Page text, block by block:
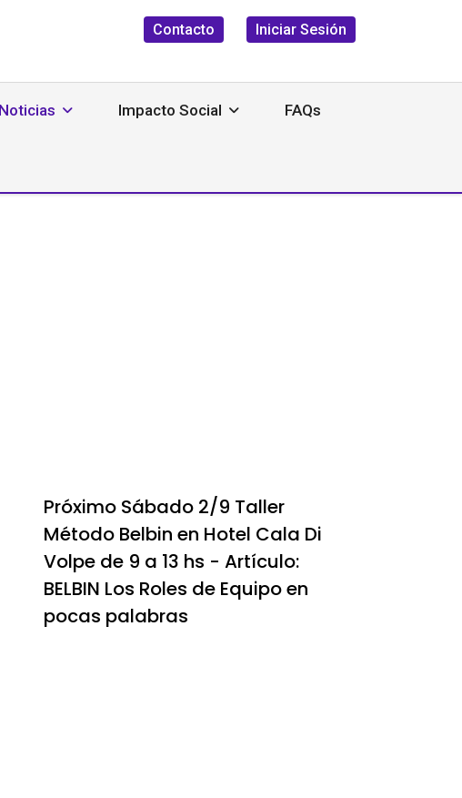
Contacto Iniciar Sesión
Noticias Impacto Social FAQs
Próximo Sábado 2/9 Taller
Método Belbin en Hotel Cala Di
Volpe de 9 a 13 hs - Artículo:
BELBIN Los Roles de Equipo en
pocas palabras